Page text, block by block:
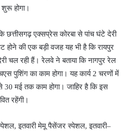
होगा।
छत्तीसगढ़ एक्सप्रेस कोरबा से पांच घंटे देरी
होने की एक बड़ी वजह यह भी है कि रायपुर
चल रही हैं। रेलवे ने बताया कि नागपुर रेल
पुशिंग का काम होगा। यह कार्य 2 चरणों में
मई तक काम होगा। जाहिर है कि इस
रहेंगी।
इतवारी मेमू पैसेंजर स्पेशल, इतवारी–